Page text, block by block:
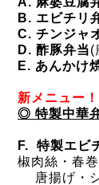
B. エビチリ
C. チンジャ
D. 酢豚弁当(
E. あんかけ
新メニュー！
◎ 特製中華
F. 特製エビ
椒肉絲・春巻
唐揚げ・シ